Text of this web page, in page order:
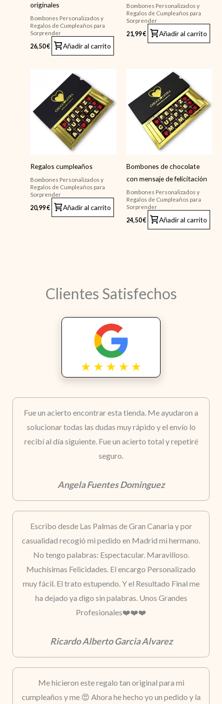
originales
Bombones Personalizados y
Regalos de Cumpleaños para
Sorprender
26,50€ Añadir al carrito
Bombones Personalizados y
Regalos de Cumpleaños para
Sorprender
21,99€ Añadir al carrito
Regalos cumpleaños
Bombones Personalizados y
Regalos de Cumpleaños para
Sorprender
20,99€ Añadir al carrito
Bombones de chocolate
con mensaje de felicitación
Bombones Personalizados y
Regalos de Cumpleaños para
Sorprender
24,50€ Añadir al carrito
Clientes Satisfechos
Fue un acierto encontrar esta tienda. Me ayudaron a
solucionar todas las dudas muy rápido y el envío lo
recibí al día siguiente. Fue un acierto total y repetiré
seguro.
Angela Fuentes Dominguez
Escribo desde Las Palmas de Gran Canaria y por
casualidad recogió mi pedido en Madrid mi hermano.
No tengo palabras: Espectacular. Maravilloso.
Muchísimas Felicidades. El encargo Personalizado
muy fácil. El trato estupendo. Y el Resultado Final me
ha dejado ya digo sin palabras. Unos Grandes
Profesionales❤️❤️❤️
Ricardo Alberto Garcia Alvarez
Me hicieron este regalo tan original para mi
cumpleaños y me 😍 Ahora he hecho yo un pedido y la